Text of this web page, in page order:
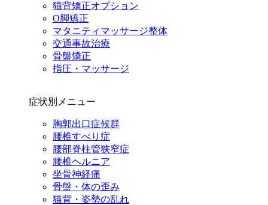
猫背矯正オプション
O脚矯正
マタニティマッサージ整体
交通事故治療
骨盤矯正
指圧・マッサージ
症状別メニュー
胸郭出口症候群
腰椎すべり症
腰部脊柱管狭窄症
腰椎ヘルニア
坐骨神経痛
骨盤・体の歪み
猫背・姿勢の乱れ